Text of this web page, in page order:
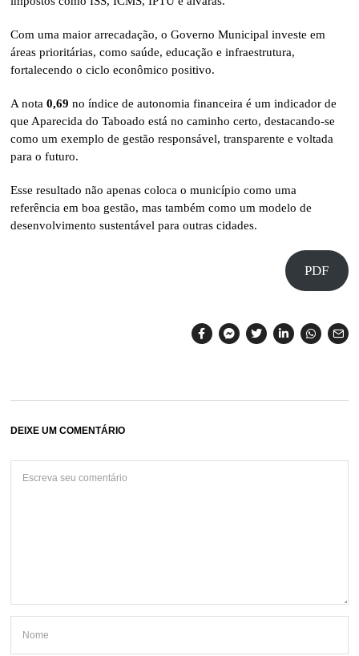
Com uma maior arrecadação, o Governo Municipal investe em
áreas prioritárias, como saúde, educação e infraestrutura,
fortalecendo o ciclo econômico positivo.
A nota0,69 no índice de autonomia financeira é um indicador de
que Aparecida do Taboado está no caminho certo, destacando-se
como um exemplo de gestão responsável, transparente e voltada
para o futuro.
Esse resultado não apenas coloca o município como uma
referência em boa gestão, mas também como um modelo de
desenvolvimento sustentável para outras cidades.
PDF
DEIXE UM COMENTÁRIO